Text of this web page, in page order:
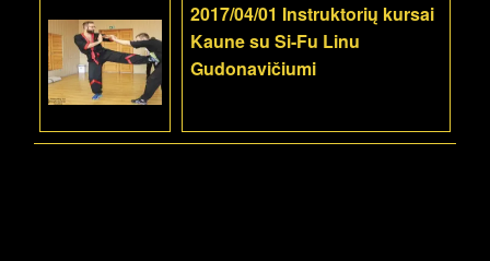
2017/04/01 Instruktorių kursai
Kaune su Si-Fu Linu
Gudonavičiumi